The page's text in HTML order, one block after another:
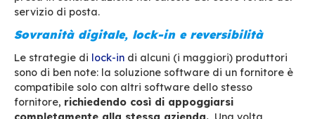
(Quale livello di accesso ai dati? È disponibile
account amministratore che consenta
dati?).
È quindi importante prendere in
questionereversibilità del servizioquando si
una soluzione per evitare spiacevoli sorprese.